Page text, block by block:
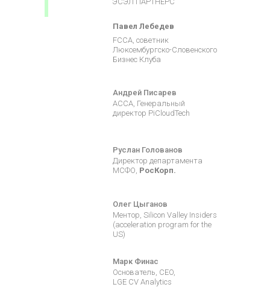
FCCA, советник
Люксембургско-Словенского
Бизнес Клуба
Павел Лебедев
АССА, Генеральный
директор PiCloudTech
Андрей Писарев
Директор департамента
МСФО, РосКорп.
Руслан Голованов
Ментор, Silicon Valley Insiders
(acceleration program for the
US)
Олег Цыганов
Основатель, CEO,
LGE CV Analytics
Марк Финас